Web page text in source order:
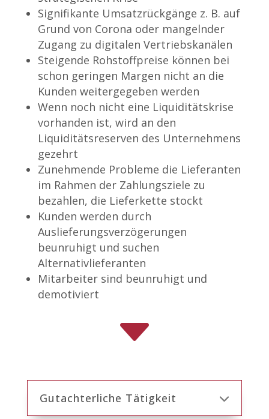
Signifikante Umsatzrückgänge z. B. auf
Grund von Corona oder mangelnder
Zugang zu digitalen Vertriebskanälen
Steigende Rohstoffpreise können bei
schon geringen Margen nicht an die
Kunden weitergegeben werden
Wenn noch nicht eine Liquiditätskrise
vorhanden ist, wird an den
Liquiditätsreserven des Unternehmens
gezehrt
Zunehmende Probleme die Lieferanten
im Rahmen der Zahlungsziele zu
bezahlen, die Lieferkette stockt
Kunden werden durch
Auslieferungsverzögerungen
beunruhigt und suchen
Alternativlieferanten
Mitarbeiter sind beunruhigt und
demotiviert
C
Gutachterliche Tätigkeit